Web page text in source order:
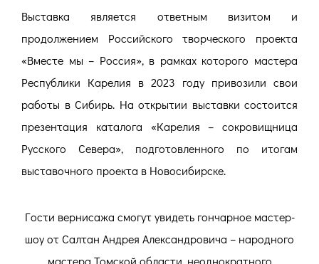
Выставка является ответным визитом и
продолжением Российского творческого проекта
«Вместе мы – Россия», в рамках которого мастера
Республики Карелия в 2023 году привозили свои
работы в Сибирь. На открытии выставки состоится
презентация каталога «Карелия – сокровищница
Русского Севера», подготовленного по итогам
выставочного проекта в Новосибирске.
Гости вернисажа смогут увидеть гончарное мастер-
шоу от Салтан Андрея Александровича – народного
мастера Томской области, неоднократного